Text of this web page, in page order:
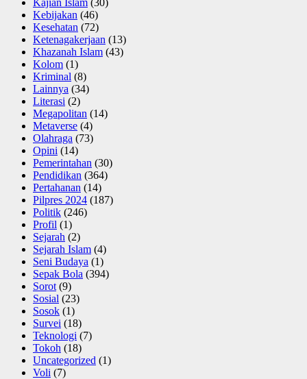
Kebijakan (46)
Kesehatan (72)
Ketenagakerjaan (13)
Khazanah Islam (43)
Kolom (1)
Kriminal (8)
Lainnya (34)
Literasi (2)
Megapolitan (14)
Metaverse (4)
Olahraga (73)
Opini (14)
Pemerintahan (30)
Pendidikan (364)
Pertahanan (14)
Pilpres 2024 (187)
Politik (246)
Profil (1)
Sejarah (2)
Sejarah Islam (4)
Seni Budaya (1)
Sepak Bola (394)
Sorot (9)
Sosial (23)
Sosok (1)
Survei (18)
Teknologi (7)
Tokoh (18)
Uncategorized (1)
Voli (7)